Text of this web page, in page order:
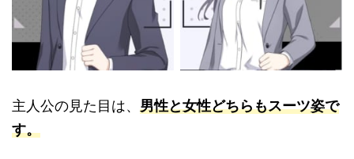
主人公の見た目は、 男性と女性どちらもスーツ姿で
す。